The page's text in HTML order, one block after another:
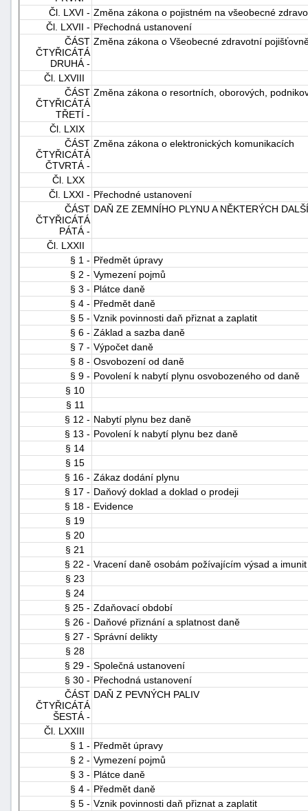
Čl. LXVI - Změna zákona o pojistném na všeobecné
Čl. LXVII - Přechodná ustanovení
ČÁST
ČTYŘICÁTÁ
DRUHÁ -
Změna zákona o Všeobecné zdravotní
Čl. LXVIII
ČÁST
ČTYŘICÁTÁ
TŘETÍ -
Změna zákona o resortních, oborových,
Čl. LXIX
ČÁST
ČTYŘICÁTÁ
ČTVRTÁ -
Změna zákona o elektronických komunikacích
Čl. LXX
Čl. LXXI - Přechodné ustanovení
ČÁST
ČTYŘICÁTÁ
PÁTÁ -
DAŇ ZE ZEMNÍHO PLYNU A NĚKTERÝCH
Čl. LXXII
§ 1 - Předmět úpravy
§ 2 - Vymezení pojmů
§ 3 - Plátce daně
§ 4 - Předmět daně
§ 5 - Vznik povinnosti daň přiznat a zaplatit
§ 6 - Základ a sazba daně
§ 7 - Výpočet daně
§ 8 - Osvobození od daně
§ 9 - Povolení k nabytí plynu osvobozeného od daně
§ 10
§ 11
§ 12 - Nabytí plynu bez daně
§ 13 - Povolení k nabytí plynu bez daně
§ 14
§ 15
§ 16 - Zákaz dodání plynu
§ 17 - Daňový doklad a doklad o prodeji
§ 18 - Evidence
§ 19
§ 20
§ 21
§ 22 - Vracení daně osobám požívajícím výsad a imunit
§ 23
§ 24
§ 25 - Zdaňovací období
§ 26 - Daňové přiznání a splatnost daně
§ 27 - Správní delikty
§ 28
§ 29 - Společná ustanovení
§ 30 - Přechodná ustanovení
ČÁST
ČTYŘICÁTÁ
ŠESTÁ -
DAŇ Z PEVNÝCH PALIV
Čl. LXXIII
§ 1 - Předmět úpravy
§ 2 - Vymezení pojmů
§ 3 - Plátce daně
§ 4 - Předmět daně
§ 5 - Vznik povinnosti daň přiznat a zaplatit